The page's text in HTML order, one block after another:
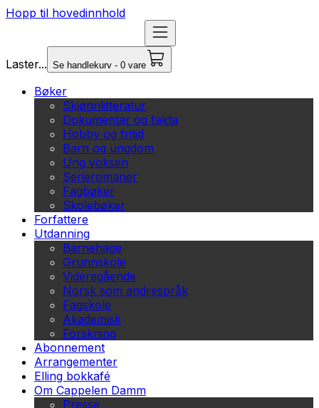
Hopp til hovedinnhold
Laster... Se handlekurv - 0 vare
Bøker
Skjønnlitteratur
Dokumentar og fakta
Hobby og fritid
Barn og ungdom
Ung voksen
Serieromaner
Fagbøker
Skolebøker
Forfattere
Utdanning
Barnehage
Grunnskole
Videregående
Norsk som andrespråk
Fagskole
Akademisk
Forskning
Abonnement
Arrangementer
Elling bokkafé
Om Cappelen Damm
Presse